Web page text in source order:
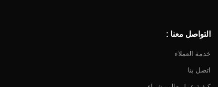
التواصل معنا :
خدمة العملاء
اتصل بنا